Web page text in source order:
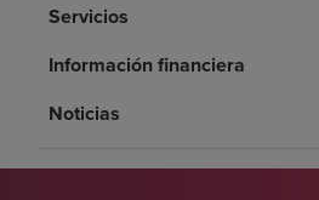
Buscar un centro
Servicios
Información financiera
Noticias